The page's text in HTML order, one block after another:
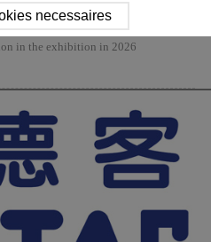
in the exhibition in 2026